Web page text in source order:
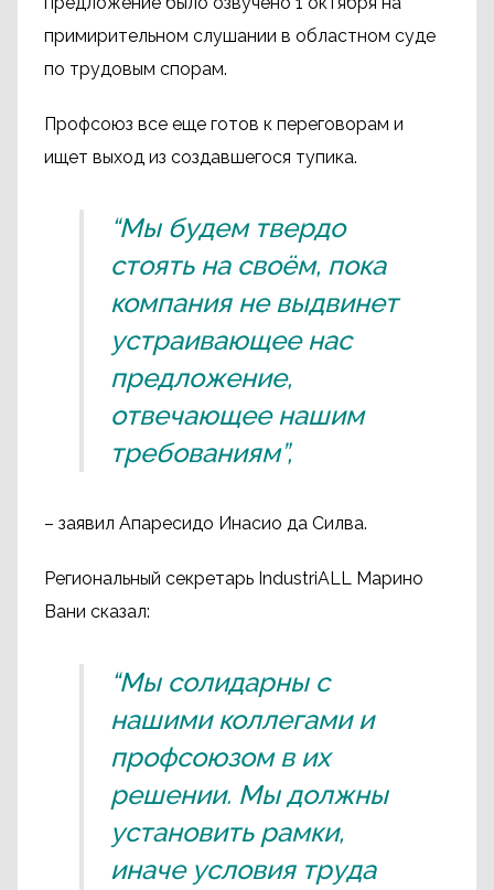
примирительном слушании в областном суде
по трудовым спорам.
Профсоюз все еще готов к переговорам и
ищет выход из создавшегося тупика.
“Мы будем твердо
стоять на своём, пока
компания не выдвинет
устраивающее нас
предложение,
отвечающее нашим
требованиям”,
– заявил Апаресидо Инасио да Силва.
Региональный секретарь IndustriALL Марино
Вани сказал:
“Мы солидарны с
нашими коллегами и
профсоюзом в их
решении. Мы должны
установить рамки,
иначе условия труда